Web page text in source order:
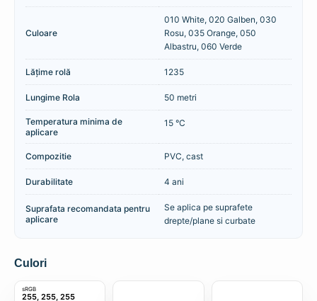
Culoare
010 White, 020 Galben, 030
Rosu, 035 Orange, 050
Albastru, 060 Verde
Lățime rolă 1235
Lungime Rola 50 metri
Temperatura minima de
aplicare
15 °C
Compozitie PVC, cast
Durabilitate 4 ani
Suprafata recomandata pentru
aplicare
Se aplica pe suprafete
drepte/plane si curbate
Culori
sRGB
255, 255, 255